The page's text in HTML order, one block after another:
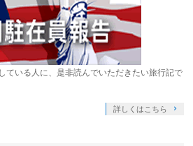
ている人に、是非読んでいただきたい旅行記で
詳しくはこちら